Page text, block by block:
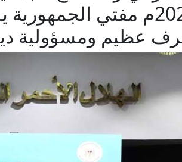
2026م مفتي
عظيم ومسؤولية